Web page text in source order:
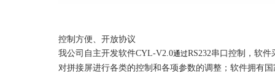
控制方便、开放协议
我公司自主开发软件CYL-V2.0通过RS232串口控制，软
对拼接屏进行各类的控制和各项参数的调整；软件拥有